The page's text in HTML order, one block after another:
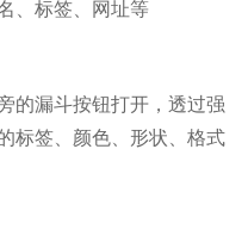
、标签、网址等
的漏斗按钮打开，透过强
标签、颜色、形状、格式